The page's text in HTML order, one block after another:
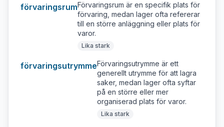
förvaringsrumFörvaringsrum är en specifik plats för
förvaring, medan lager ofta refererar
till en större anläggning eller plats för
varor.
Lika stark
förvaringsutrymmeFörvaringsutrymme är ett
generellt utrymme för att lagra
saker, medan lager ofta syftar
på en större eller mer
organiserad plats för varor.
Lika stark